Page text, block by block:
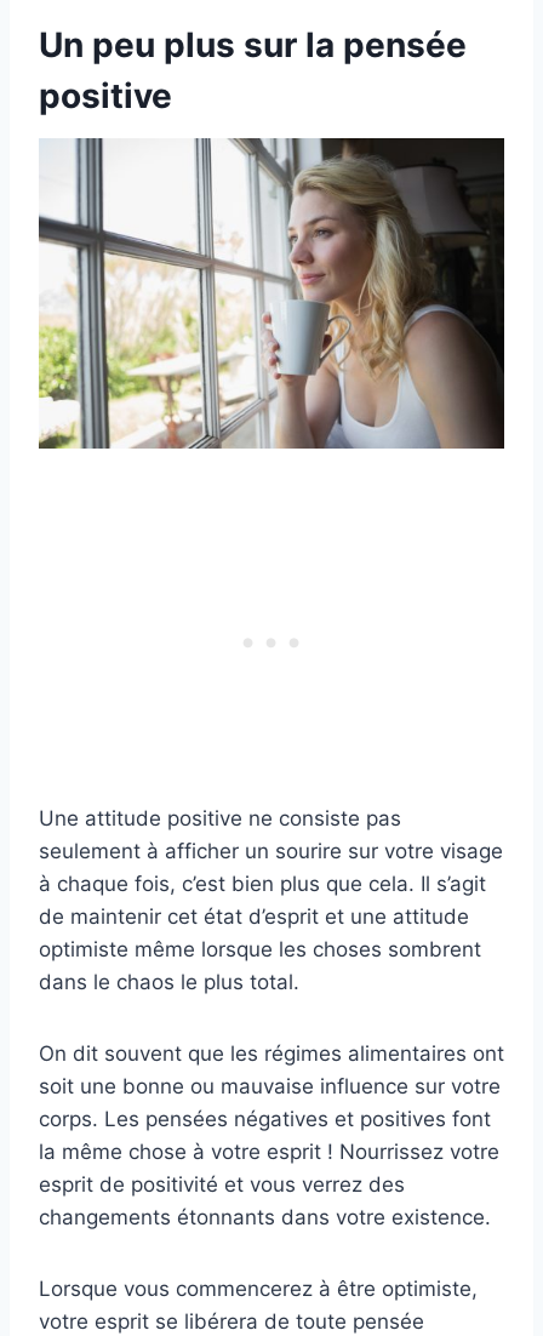
Un peu plus sur la pensée
positive
Une attitude positive ne consiste pas
seulement à afficher un sourire sur votre visage
à chaque fois, c’est bien plus que cela. Il s’agit
de maintenir cet état d’esprit et une attitude
optimiste même lorsque les choses sombrent
dans le chaos le plus total.
On dit souvent que les régimes alimentaires ont
soit une bonne ou mauvaise influence sur votre
corps. Les pensées négatives et positives font
la même chose à votre esprit ! Nourrissez votre
esprit de positivité et vous verrez des
changements étonnants dans votre existence.
Lorsque vous commencerez à être optimiste,
votre esprit se libérera de toute pensée